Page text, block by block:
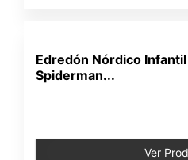
Edredón Nórdico
Spiderman...
Ver